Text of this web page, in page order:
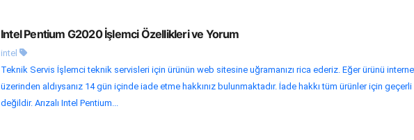
Intel Pentium G2020 İşlemci Özellikleri ve Yorum
intel
Teknik Servis İşlemci teknik servisleri için ürünün web sitesine uğramanızı rica ederiz. Eğer ürünü
üzerinden aldıysanız 14 gün içinde iade etme hakkınız bulunmaktadır. İade hakkı tüm ürünler için geçerli
değildir. Arızalı Intel Pentium...